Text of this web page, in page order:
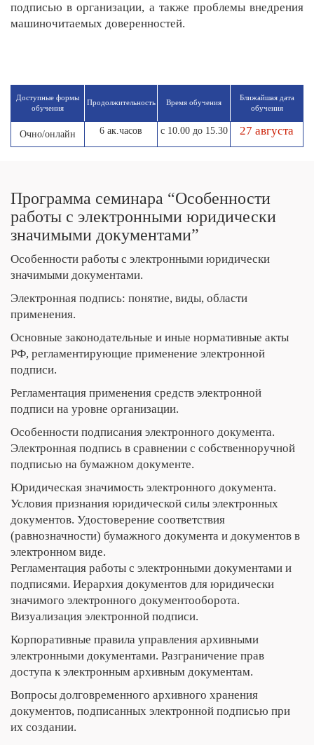
подписью в организации, а также проблемы внедрения
машиночитаемых доверенностей.
Доступные формы
обучения
Продолжи­тельность Время обучения
Ближайшая дата
обучения
Очно/онлайн 6 ак.часов с 10.00 до 15.30 27 августа
Программа семинара “Особенности
работы с электронными юридически
значимыми документами”
Особенности работы с электронными юридически
значимыми документами.
Электронная подпись: понятие, виды, области
применения.
Основные законодательные и иные нормативные акты
РФ, регламентирующие применение электронной
подписи.
Регламентация применения средств электронной
подписи на уровне организации.
Особенности подписания электронного документа.
Электронная подпись в сравнении с собственноручной
подписью на бумажном документе.
Юридическая значимость электронного документа.
Условия признания юридической силы электронных
документов. Удостоверение соответствия
(равнозначности) бумажного документа и документов в
электронном виде.
Регламентация работы с электронными документами и
подписями. Иерархия документов для юридически
значимого электронного документооборота.
Визуализация электронной подписи.
Корпоративные правила управления архивными
электронными документами. Разграничение прав
доступа к электронным архивным документам.
Вопросы долговременного архивного хранения
документов, подписанных электронной подписью при
их создании.